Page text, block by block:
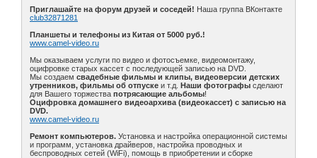
Приглашайте на форум друзей и соседей! Наша группа ВКонтакте
club32871281
Планшеты и телефоны из Китая от 5000 руб.!
www.camel-video.ru
Мы оказываем услуги по видео и фотосъемке, видеомонтажу,
оцифровке старых кассет с последующей записью на DVD.
Мы создаем свадебные фильмы и клипы, видеоверсии детских
утренников, фильмы об отпуске и т.д. Наши фотографы сделают
для Вашего торжества потрясающие альбомы!
Оцифровка домашнего видеоархива (видеокассет) с записью на
DVD.
www.camel-video.ru
Ремонт компьютеров. Установка и настройка операционной системы
и программ, установка драйверов, настройка проводных и
беспроводных сетей (WiFi), помощь в приобретении и сборке